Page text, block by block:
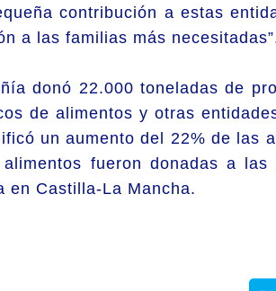
contribución a estas
a las familias más
donó 22.000 toneladas de
de alimentos y otras
un aumento del 22% de las
fueron donadas a
en Castilla-La Mancha.